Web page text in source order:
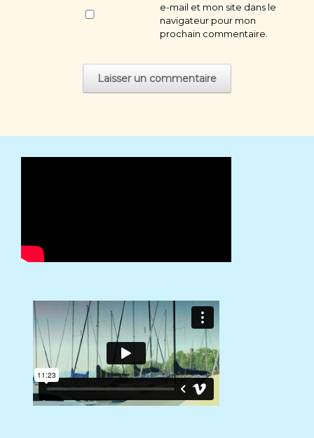
e-mail et mon site dans le
navigateur pour mon
prochain commentaire.